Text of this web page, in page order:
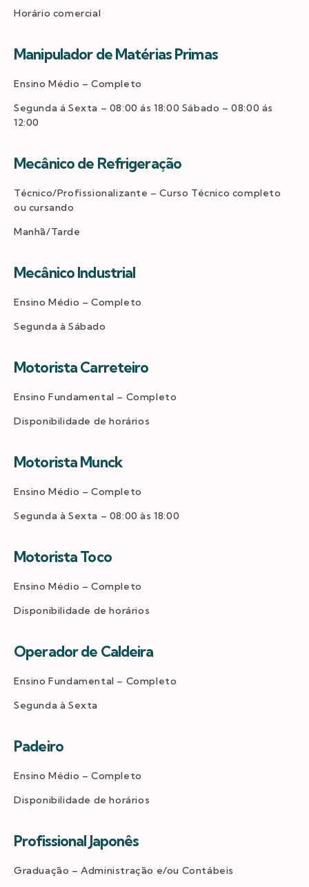
Horário comercial
Manipulador de Matérias Primas
Ensino Médio – Completo
Segunda á Sexta – 08:00 ás 18:00 Sábado – 08:00 ás
12:00
Mecânico de Refrigeração
Técnico/Profissionalizante – Curso Técnico completo
ou cursando
Manhã/Tarde
Mecânico Industrial
Ensino Médio – Completo
Segunda à Sábado
Motorista Carreteiro
Ensino Fundamental – Completo
Disponibilidade de horários
Motorista Munck
Ensino Médio – Completo
Segunda à Sexta – 08:00 às 18:00
Motorista Toco
Ensino Médio – Completo
Disponibilidade de horários
Operador de Caldeira
Ensino Fundamental – Completo
Segunda à Sexta
Padeiro
Ensino Médio – Completo
Disponibilidade de horários
Profissional Japonês
Graduação – Administração e/ou Contábeis